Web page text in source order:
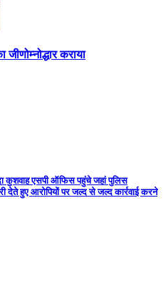
जीणोम्नोद्धार कराया
कुशवाह एसपी ऑफिस पहुंचे जहां पुलिस
देते हुए आरोपियों पर जल्द से जल्द कार्रवाई करने